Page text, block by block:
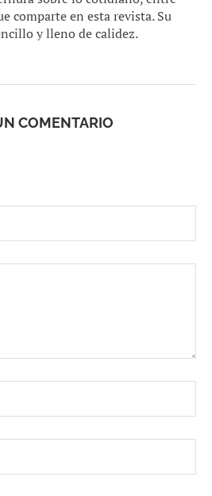
comparte en esta revista. Su
y lleno de calidez.
COMENTARIO